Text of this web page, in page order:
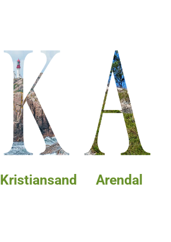
Kristiansand Arendal